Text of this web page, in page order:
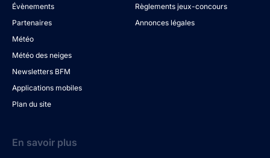
Évènements
Partenaires
Météo
Météo des neiges
Newsletters BFM
Applications mobiles
Plan du site
Règlements jeux-concours
Annonces légales
En savoir plus